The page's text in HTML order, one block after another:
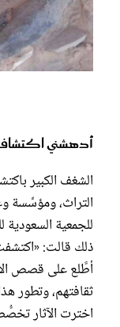
أدهشني اكتشاف
الشغف الكبير
التراث، ومؤسِّسة
للجمعية
ذلك قالت:
أطَّلع على قصص
ثقافتهم، وتطور
اخترت الآثار